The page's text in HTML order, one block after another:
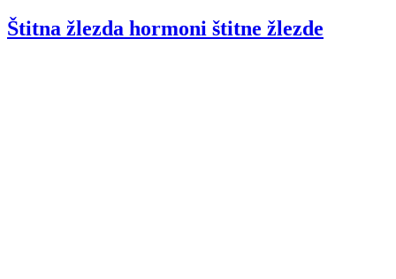
Štitna žlezda hormoni štitne žlezde